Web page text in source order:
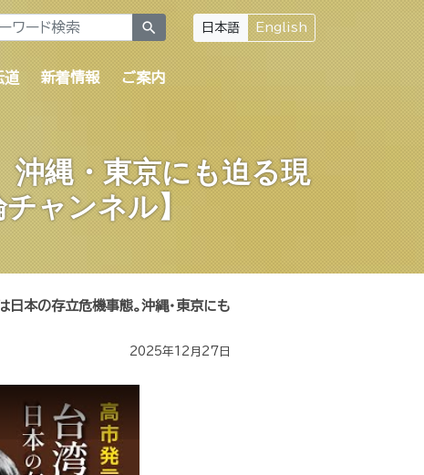
search 日本語 English
道 新着情報 ご案内
沖縄・東京にも迫る現
ャンネル】
日本の存立危機事態。沖縄・東京にも
2025年12月27日